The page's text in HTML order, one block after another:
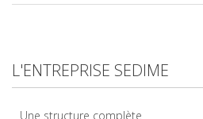
L'ENTREPRISE SEDIME
Une structure complète